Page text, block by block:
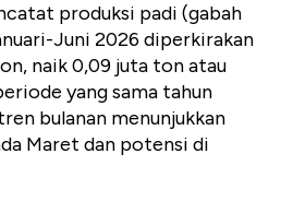
produksi padi (gabah
Juni 2026 diperkirakan
naik 0,09 juta ton atau
yang sama tahun
bulanan menunjukkan
Maret dan potensi di